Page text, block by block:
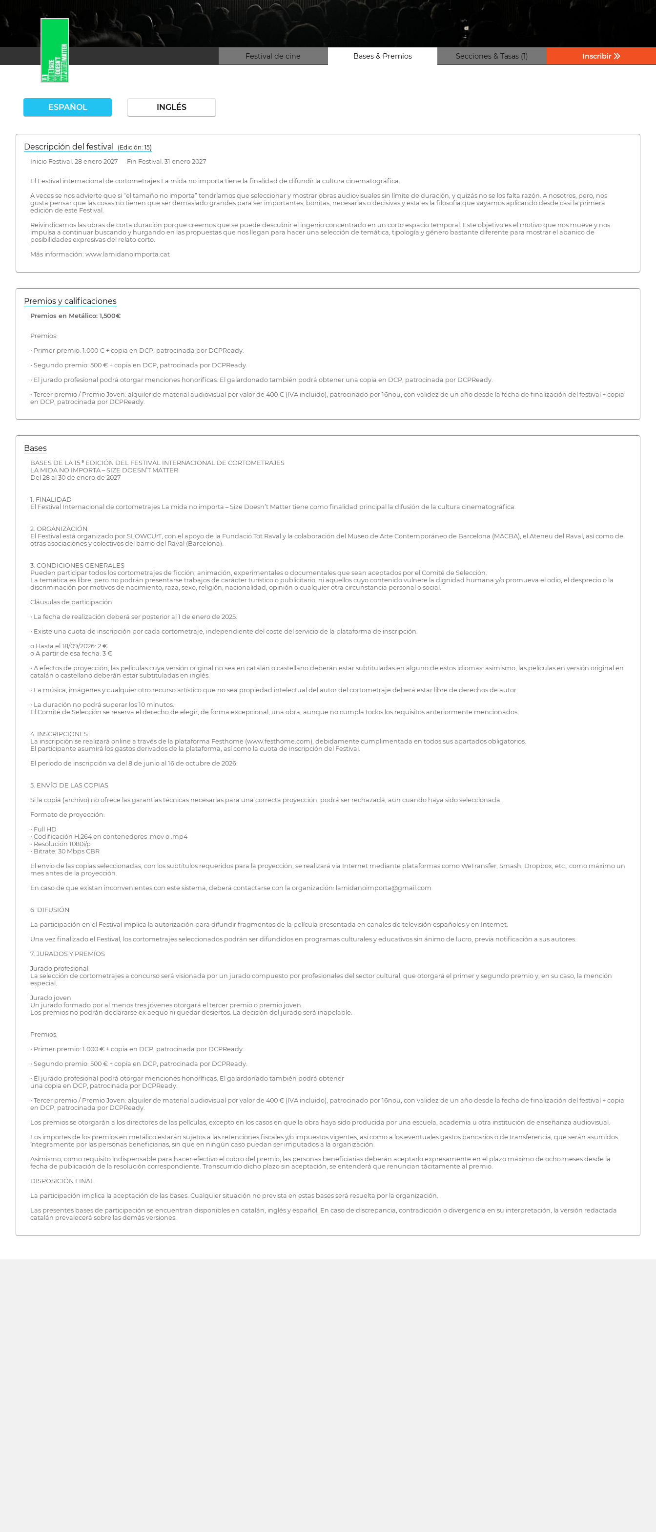
Festival de cine Bases & Premios Secciones & Tasas (1) Inscribir
ESPAÑOL INGLÉS
Descripción del festival
( Edición: 15)
Inicio Festival: 28 enero 2027 Fin Festival: 31 enero 2027
El Festival internacional de cortometrajes La mida no importa tiene la finalidad de difundir la cultura cinematográfica.
A veces se nos advierte que si “el tamaño no importa” tendríamos que seleccionar y mostrar obras audiovisuales sin límite de duración, y quizás no se los falta razón. A nosotros, pero, nos
gusta pensar que las cosas no tienen que ser demasiado grandes para ser importantes, bonitas, necesarias o decisivas y esta es la filosofía que vayamos aplicando desde casi la primera
edición de este Festival.
Reivindicamos las obras de corta duración porque creemos que se puede descubrir el ingenio concentrado en un corto espacio temporal. Este objetivo es el motivo que nos mueve y nos
impulsa a continuar buscando y hurgando en las propuestas que nos llegan para hacer una selección de temática, tipología y género bastante diferente para mostrar el abanico de
posibilidades expresivas del relato corto.
Más información: www.lamidanoimporta.cat
Premios y calificaciones
Premios en Metálico: 1,500€
Premios:
• Primer premio: 1.000 € + copia en DCP, patrocinada por DCPReady.
• Segundo premio: 500 € + copia en DCP, patrocinada por DCPReady.
• El jurado profesional podrá otorgar menciones honoríficas. El galardonado también podrá obtener una copia en DCP, patrocinada por DCPReady.
• Tercer premio / Premio Joven: alquiler de material audiovisual por valor de 400 € (IVA incluido), patrocinado por 16nou, con validez de un año desde la fecha de finalización del festival + copia
en DCP, patrocinada por DCPReady.
Bases
BASES DE LA 15.ª EDICIÓN DEL FESTIVAL INTERNACIONAL DE CORTOMETRAJES
LA MIDA NO IMPORTA – SIZE DOESN’T MATTER
Del 28 al 30 de enero de 2027
1. FINALIDAD
El Festival Internacional de cortometrajes La mida no importa – Size Doesn’t Matter tiene como finalidad principal la difusión de la cultura cinematográfica.
2. ORGANIZACIÓN
El Festival está organizado por SLOWCUrT, con el apoyo de la Fundació Tot Raval y la colaboración del Museo de Arte Contemporáneo de Barcelona (MACBA), el Ateneu del Raval, así como de
otras asociaciones y colectivos del barrio del Raval (Barcelona).
3. CONDICIONES GENERALES
Pueden participar todos los cortometrajes de ficción, animación, experimentales o documentales que sean aceptados por el Comité de Selección.
La temática es libre, pero no podrán presentarse trabajos de carácter turístico o publicitario, ni aquellos cuyo contenido vulnere la dignidad humana y/o promueva el odio, el desprecio o la
discriminación por motivos de nacimiento, raza, sexo, religión, nacionalidad, opinión o cualquier otra circunstancia personal o social.
Cláusulas de participación:
• La fecha de realización deberá ser posterior al 1 de enero de 2025.
• Existe una cuota de inscripción por cada cortometraje, independiente del coste del servicio de la plataforma de inscripción:
o Hasta el 18/09/2026: 2 €
o A partir de esa fecha: 3 €
• A efectos de proyección, las películas cuya versión original no sea en catalán o castellano deberán estar subtituladas en alguno de estos idiomas; asimismo, las películas en versión original en
catalán o castellano deberán estar subtituladas en inglés.
• La música, imágenes y cualquier otro recurso artístico que no sea propiedad intelectual del autor del cortometraje deberá estar libre de derechos de autor.
• La duración no podrá superar los 10 minutos.
El Comité de Selección se reserva el derecho de elegir, de forma excepcional, una obra, aunque no cumpla todos los requisitos anteriormente mencionados.
4. INSCRIPCIONES
La inscripción se realizará online a través de la plataforma Festhome (www.festhome.com), debidamente cumplimentada en todos sus apartados obligatorios.
El participante asumirá los gastos derivados de la plataforma, así como la cuota de inscripción del Festival.
El periodo de inscripción va del 8 de junio al 16 de octubre de 2026.
5. ENVÍO DE LAS COPIAS
Si la copia (archivo) no ofrece las garantías técnicas necesarias para una correcta proyección, podrá ser rechazada, aun cuando haya sido seleccionada.
Formato de proyección:
• Full HD
• Codificación H.264 en contenedores .mov o .mp4
• Resolución 1080i/p
• Bitrate: 30 Mbps CBR
El envío de las copias seleccionadas, con los subtítulos requeridos para la proyección, se realizará vía Internet mediante plataformas como WeTransfer, Smash, Dropbox, etc., como máximo un
mes antes de la proyección.
En caso de que existan inconvenientes con este sistema, deberá contactarse con la organización: lamidanoimporta@gmail.com
6. DIFUSIÓN
La participación en el Festival implica la autorización para difundir fragmentos de la película presentada en canales de televisión españoles y en Internet.
Una vez finalizado el Festival, los cortometrajes seleccionados podrán ser difundidos en programas culturales y educativos sin ánimo de lucro, previa notificación a sus autores.
7. JURADOS Y PREMIOS
Jurado profesional
La selección de cortometrajes a concurso será visionada por un jurado compuesto por profesionales del sector cultural, que otorgará el primer y segundo premio y, en su caso, la mención
especial.
Jurado joven
Un jurado formado por al menos tres jóvenes otorgará el tercer premio o premio joven.
Los premios no podrán declararse ex aequo ni quedar desiertos. La decisión del jurado será inapelable.
Premios:
• Primer premio: 1.000 € + copia en DCP, patrocinada por DCPReady.
• Segundo premio: 500 € + copia en DCP, patrocinada por DCPReady.
• El jurado profesional podrá otorgar menciones honoríficas. El galardonado también podrá obtener
una copia en DCP, patrocinada por DCPReady.
• Tercer premio / Premio Joven: alquiler de material audiovisual por valor de 400 € (IVA incluido), patrocinado por 16nou, con validez de un año desde la fecha de finalización del festival + copia
en DCP, patrocinada por DCPReady.
Los premios se otorgarán a los directores de las películas, excepto en los casos en que la obra haya sido producida por una escuela, academia u otra institución de enseñanza audiovisual.
Los importes de los premios en metálico estarán sujetos a las retenciones fiscales y/o impuestos vigentes, así como a los eventuales gastos bancarios o de transferencia, que serán asumidos
íntegramente por las personas beneficiarias, sin que en ningún caso puedan ser imputados a la organización.
Asimismo, como requisito indispensable para hacer efectivo el cobro del premio, las personas beneficiarias deberán aceptarlo expresamente en el plazo máximo de ocho meses desde la
fecha de publicación de la resolución correspondiente. Transcurrido dicho plazo sin aceptación, se entenderá que renuncian tácitamente al premio.
DISPOSICIÓN FINAL
La participación implica la aceptación de las bases. Cualquier situación no prevista en estas bases será resuelta por la organización.
Las presentes bases de participación se encuentran disponibles en catalán, inglés y español. En caso de discrepancia, contradicción o divergencia en su interpretación, la versión redactada
catalán prevalecerá sobre las demás versiones.